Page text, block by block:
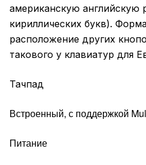
американскую английскую
кириллических букв).
расположение других
такового у клавиатур для
Тачпад
Встроенный, с поддержкой
Питание